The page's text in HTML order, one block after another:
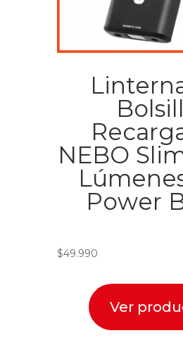
NEBO
Power
$49.990
Ver